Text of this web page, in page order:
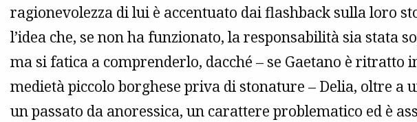
ragionevolezza di lui è accentuato dai flashback sulla loro
l’idea che, se non ha funzionato, la responsabilità sia stata
ma si fatica a comprenderlo, dacché – se Gaetano è ritratto
medietà piccolo borghese priva di stonature – Delia, oltre a
un passato da anoressica, un carattere problematico ed è